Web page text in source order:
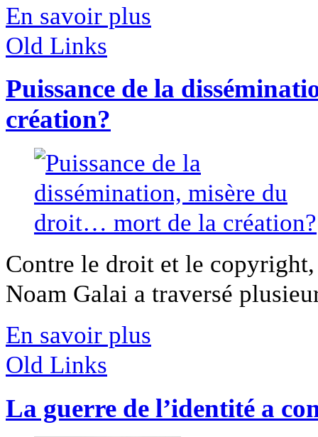
En savoir plus
Old Links
Puissance de la
création?
Contre le droit et le
Noam Galai a traversé
En savoir plus
Old Links
La guerre de l’identité a